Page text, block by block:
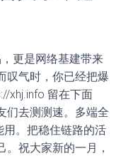
更是网络基建带来
叹气时，你已经把爆
xhj.info 留在下面
们去测测速。多端全
用。把稳住链路的活
。祝大家新的一月，